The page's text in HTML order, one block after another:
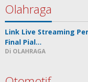
Olahraga
Link Live Streaming
Final Pial…
Di OLAHRAGA